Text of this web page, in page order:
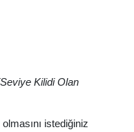
KilidiOlan
istediğiniz